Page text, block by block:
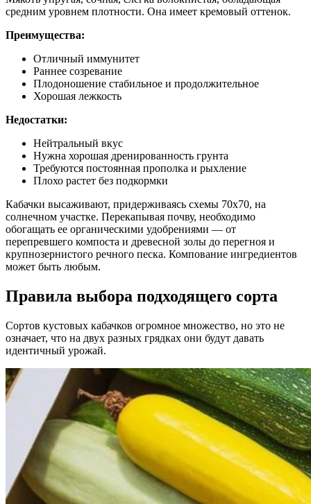
средним уровнем плотности. Она имеет кремовый оттенок.
Преимущества:
Отличный иммунитет
Раннее созревание
Плодоношение стабильное и продолжительное
Хорошая лежкость
Недостатки:
Нейтральный вкус
Нужна хорошая дренированность грунта
Требуются постоянная прополка и рыхление
Плохо растет без подкормки
Кабачки высаживают, придерживаясь схемы 70х70, на
солнечном участке. Перекапывая почву, необходимо
обогащать ее органическими удобрениями — от
перепревшего компоста и древесной золы до перегноя и
крупнозернистого речного песка. Компование ингредиентов
может быть любым.
Правила выбора подходящего сорта
Сортов кустовых кабачков огромное множество, но это не
означает, что на двух разных грядках они будут давать
идентичный урожай.